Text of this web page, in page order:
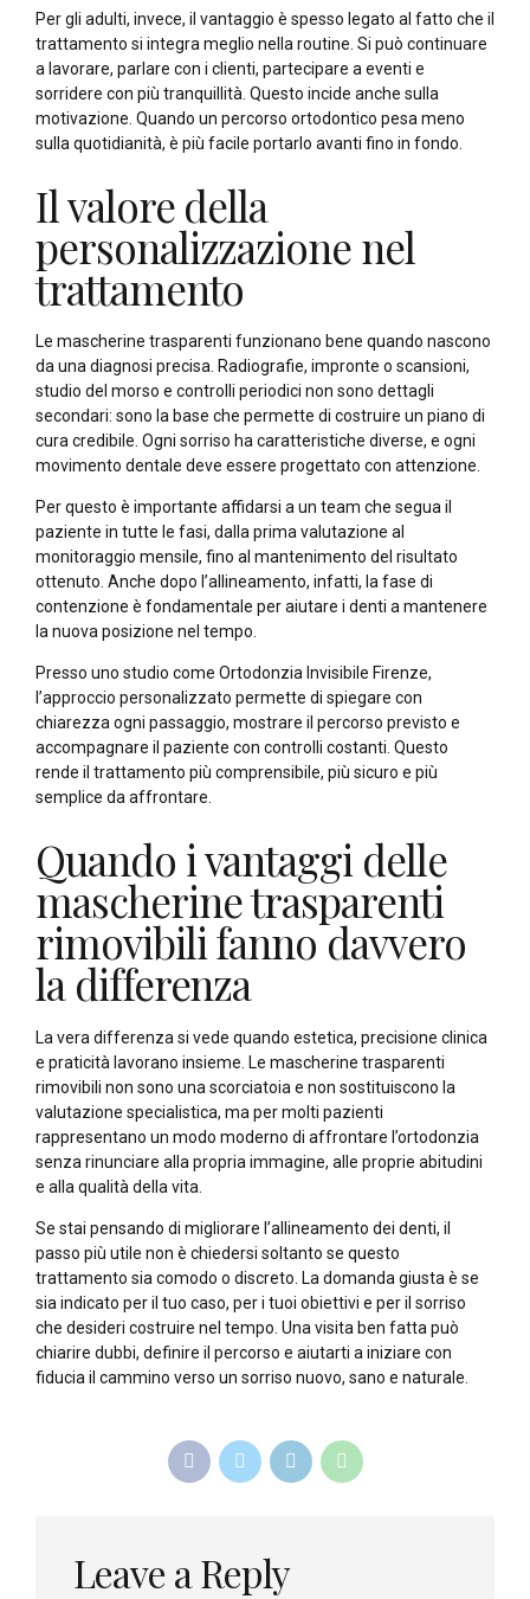
Per gli adulti, invece, il vantaggio è spesso legato al fatto che il
trattamento si integra meglio nella routine. Si può continuare
a lavorare, parlare con i clienti, partecipare a eventi e
sorridere con più tranquillità. Questo incide anche sulla
motivazione. Quando un percorso ortodontico pesa meno
sulla quotidianità, è più facile portarlo avanti fino in fondo.
Il valore della
personalizzazione nel
trattamento
Le mascherine trasparenti funzionano bene quando nascono
da una diagnosi precisa. Radiografie, impronte o scansioni,
studio del morso e controlli periodici non sono dettagli
secondari: sono la base che permette di costruire un piano di
cura credibile. Ogni sorriso ha caratteristiche diverse, e ogni
movimento dentale deve essere progettato con attenzione.
Per questo è importante affidarsi a un team che segua il
paziente in tutte le fasi, dalla prima valutazione al
monitoraggio mensile, fino al mantenimento del risultato
ottenuto. Anche dopo l’allineamento, infatti, la fase di
contenzione è fondamentale per aiutare i denti a mantenere
la nuova posizione nel tempo.
Presso uno studio come Ortodonzia Invisibile Firenze,
l’approccio personalizzato permette di spiegare con
chiarezza ogni passaggio, mostrare il percorso previsto e
accompagnare il paziente con controlli costanti. Questo
rende il trattamento più comprensibile, più sicuro e più
semplice da affrontare.
Quando i vantaggi delle
mascherine trasparenti
rimovibili fanno davvero
la differenza
La vera differenza si vede quando estetica, precisione clinica
e praticità lavorano insieme. Le mascherine trasparenti
rimovibili non sono una scorciatoia e non sostituiscono la
valutazione specialistica, ma per molti pazienti
rappresentano un modo moderno di affrontare l’ortodonzia
senza rinunciare alla propria immagine, alle proprie abitudini
e alla qualità della vita.
Se stai pensando di migliorare l’allineamento dei denti, il
passo più utile non è chiedersi soltanto se questo
trattamento sia comodo o discreto. La domanda giusta è se
sia indicato per il tuo caso, per i tuoi obiettivi e per il sorriso
che desideri costruire nel tempo. Una visita ben fatta può
chiarire dubbi, definire il percorso e aiutarti a iniziare con
fiducia il cammino verso un sorriso nuovo, sano e naturale.
Leave a Reply